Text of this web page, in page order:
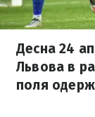
Десна 24
Львова в
поля